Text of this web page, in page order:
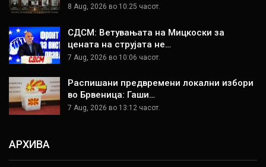
8 Aug, 2026 во 10:25 часот.
СДСМ: Ветувањата на Мицкоски за
цената на струјата не…
7 Aug, 2026 во 10:06 часот.
Распишани предвремени локални избори
во Брвеница: Гаши…
7 Aug, 2026 во 13:12 часот.
АРХИВА